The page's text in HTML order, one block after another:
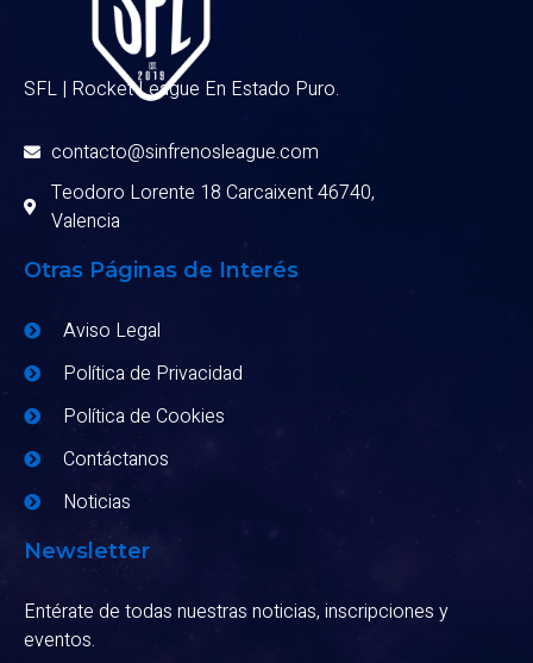
SFL | Rocket League En Estado Puro.
contacto@sinfrenosleague.com
Teodoro Lorente 18 Carcaixent 46740,
Valencia
Otras Páginas de Interés
Aviso Legal
Política de Privacidad
Política de Cookies
Contáctanos
Noticias
Newsletter
Entérate de todas nuestras noticias, inscripciones y
eventos.